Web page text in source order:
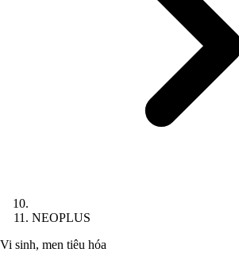
NEOPLUS
Vi sinh, men tiêu hóa